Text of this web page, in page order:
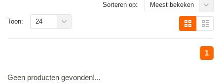
Sorteren op: Meest bekeken
1
Toon: 24
Geen producten gevonden!...